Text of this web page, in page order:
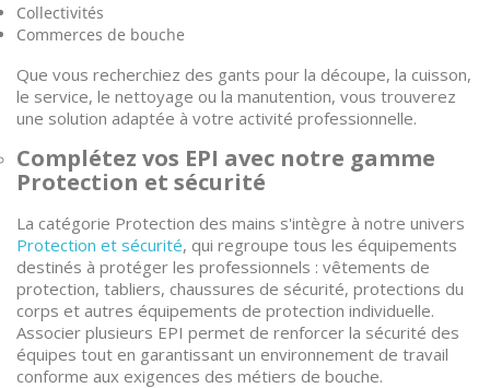
Collectivités
Commerces de bouche
Que vous recherchiez des gants pour la découpe, la cuisson,
le service, le nettoyage ou la manutention, vous trouverez
une solution adaptée à votre activité professionnelle.
Complétez vos EPI avec notre gamme
Protection et sécurité
La catégorie Protection des mains s'intègre à notre univers
Protection et sécurité, qui regroupe tous les équipements
destinés à protéger les professionnels : vêtements de
protection, tabliers, chaussures de sécurité, protections du
corps et autres équipements de protection individuelle.
Associer plusieurs EPI permet de renforcer la sécurité des
équipes tout en garantissant un environnement de travail
conforme aux exigences des métiers de bouche.